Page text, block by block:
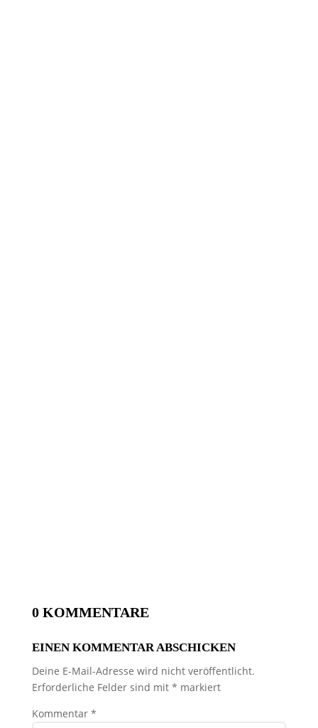
0 KOMMENTARE
EINEN KOMMENTAR ABSCHICKEN
Deine E-Mail-Adresse wird nicht veröffentlicht.
Erforderliche Felder sind mit * markiert
Kommentar *